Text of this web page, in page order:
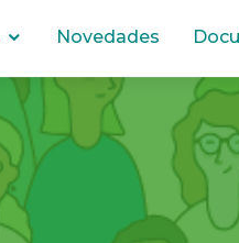
Novedades